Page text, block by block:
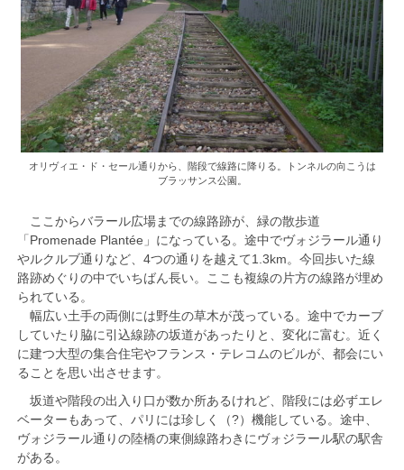
オリヴィエ・ド・セール通りから、階段で線路に降りる。トンネルの向こうは
ブラッサンス公園。
ここからバラール広場までの線路跡が、緑の散歩道
「Promenade Plantée」になっている。途中でヴォジラール通り
やルクルブ通りなど、4つの通りを越えて1.3km。今回歩いた線
路跡めぐりの中でいちばん長い。ここも複線の片方の線路が埋め
られている。
幅広い土手の両側には野生の草木が茂っている。途中でカーブ
していたり脇に引込線跡の坂道があったりと、変化に富む。近く
に建つ大型の集合住宅やフランス・テレコムのビルが、都会にい
ることを思い出させます。
坂道や階段の出入り口が数か所あるけれど、階段には必ずエレ
ベーターもあって、パリには珍しく（?）機能している。途中、
ヴォジラール通りの陸橋の東側線路わきにヴォジラール駅の駅舎
がある。